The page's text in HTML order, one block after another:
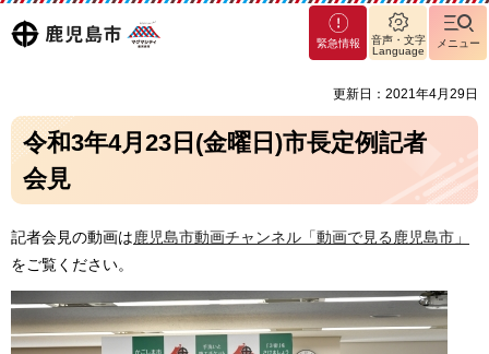
鹿児島
マグ
マシ
緊急情報
音声・文字
Language
メニュー
更新日：2021年4月29日
令和3年4月23日(金曜日)市長定例記者
会見
記者会見の動画は鹿児島市動画チャンネル「動画で見る鹿児島市」
をご覧ください。